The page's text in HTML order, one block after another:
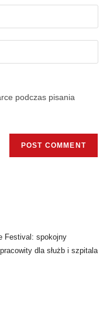
podczas pisania
Festival: spokojny
dla służb i szpitala